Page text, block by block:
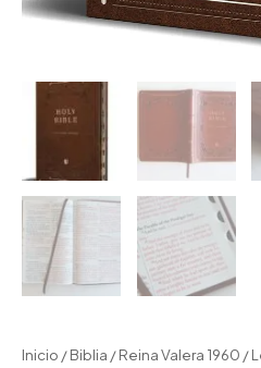
Inicio /Biblia /Reina Valera 1960 /